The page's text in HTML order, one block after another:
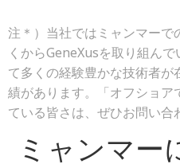
注＊）当社ではミャンマー
くからGeneXusを取り組ん
て多くの経験豊かな技術者
績があります。「オフショ
ている皆さは、ぜひお問い合
ミャンマー